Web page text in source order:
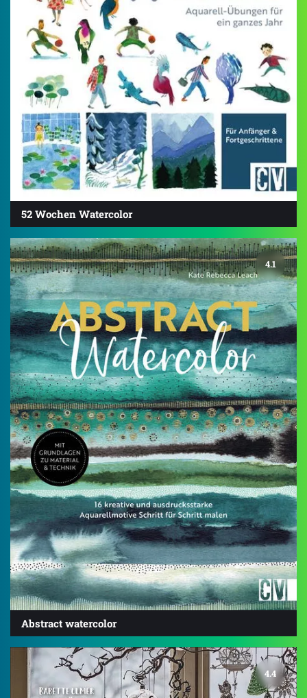
52 Wochen Watercolor
4.1
Abstract watercolor
4.4